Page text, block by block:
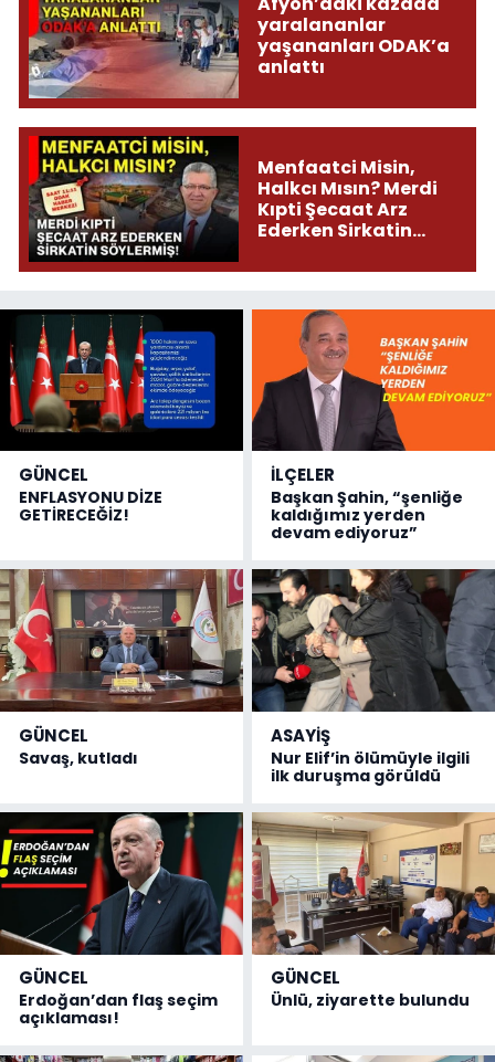
yaralananlar
yaşananları ODAK’a
anlattı
Menfaatci Misin,
Halkcı Mısın? Merdi
Kıpti Şecaat Arz
Ederken Sirkatin
GÜNCEL
ENFLASYONU DİZE
GETİRECEĞİZ!
İLÇELER
Başkan Şahin, “şenliğe
kaldığımız yerden
devam ediyoruz”
GÜNCEL
Savaş, kutladı
ASAYİŞ
Nur Elif’in ölümüyle ilgili
ilk duruşma görüldü
GÜNCEL
Erdoğan’dan flaş seçim
açıklaması!
GÜNCEL
Ünlü, ziyarette bulundu